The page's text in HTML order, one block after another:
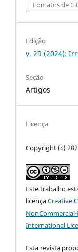
Fomatos de
Edição
v. 29 (2024):
Seção
Artigos
Licença
Copyright (c)
Este trabalho
licençaCreative
International
Esta revista